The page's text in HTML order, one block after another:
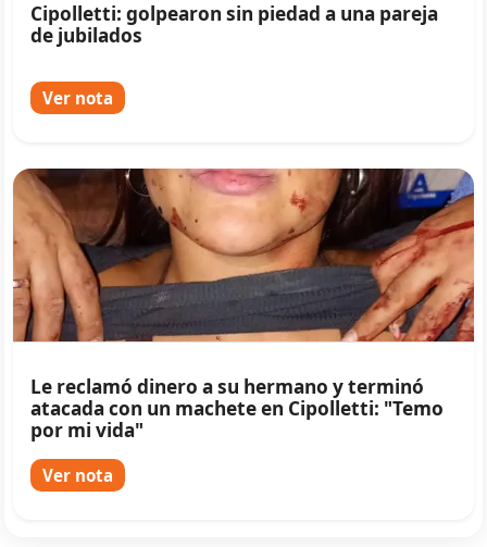
Cipolletti: golpearon sin piedad a una pareja
de jubilados
Ver nota
Le reclamó dinero a su hermano y terminó
atacada con un machete en Cipolletti: "Temo
por mi vida"
Ver nota